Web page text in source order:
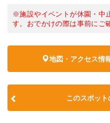
※施設やイベントが休園・中
す。おでかけの際は事前にご
地図・アクセス情
このスポッ